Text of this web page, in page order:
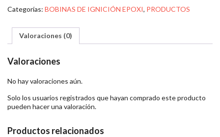
Categorías: BOBINAS DE IGNICIÓN EPOXI, PRODUCTOS
Valoraciones (0)
Valoraciones
No hay valoraciones aún.
Solo los usuarios registrados que hayan comprado este producto
pueden hacer una valoración.
Productos relacionados